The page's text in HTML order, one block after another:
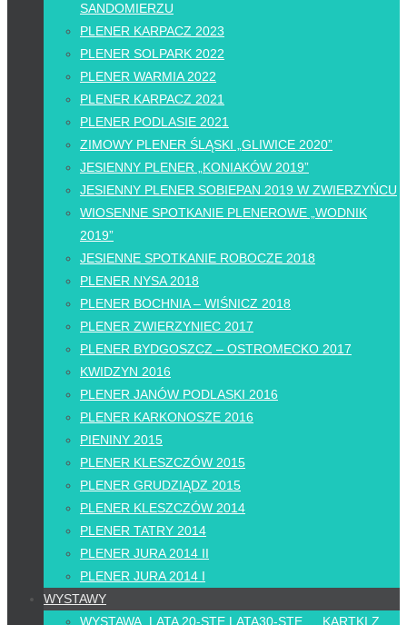
SANDOMIERZU
PLENER KARPACZ 2023
PLENER SOLPARK 2022
PLENER WARMIA 2022
PLENER KARPACZ 2021
PLENER PODLASIE 2021
ZIMOWY PLENER ŚLĄSKI „GLIWICE 2020”
JESIENNY PLENER „KONIAKÓW 2019”
JESIENNY PLENER SOBIEPAN 2019 W ZWIERZYŃCU
WIOSENNE SPOTKANIE PLENEROWE „WODNIK
2019”
JESIENNE SPOTKANIE ROBOCZE 2018
PLENER NYSA 2018
PLENER BOCHNIA – WIŚNICZ 2018
PLENER ZWIERZYNIEC 2017
PLENER BYDGOSZCZ – OSTROMECKO 2017
KWIDZYN 2016
PLENER JANÓW PODLASKI 2016
PLENER KARKONOSZE 2016
PIENINY 2015
PLENER KLESZCZÓW 2015
PLENER GRUDZIĄDZ 2015
PLENER KLESZCZÓW 2014
PLENER TATRY 2014
PLENER JURA 2014 II
PLENER JURA 2014 I
WYSTAWY
WYSTAWA „LATA 20-STE LATA30-STE … KARTKI Z